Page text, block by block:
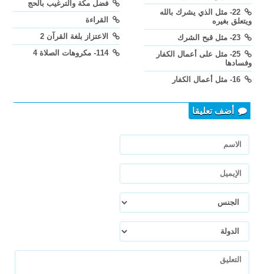
22- مثل الذي يشرك بالله
ويتعلق بغيره
25- مثل على أعمال الكفار
وفسادها
فضل مكة والترغيب بالحج
القراءة
الاعتزاز بلغة القرآن 2
114- مكروهات الصلاة 4
أضف تعليقا